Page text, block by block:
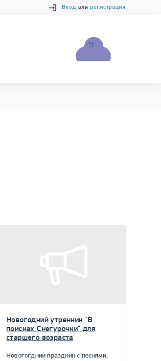
Вход или регистрация
Новогодний утренник "В
поисках Снегурочки" для
старшего возраста
Новогогдний праздник с песнями,